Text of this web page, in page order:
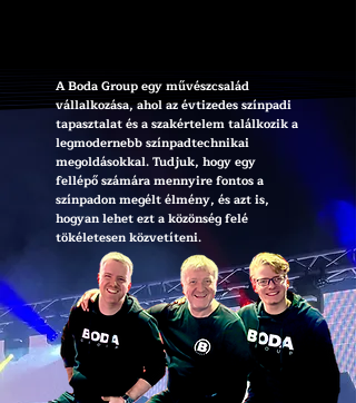
A Boda Group egy művészcsalád
vállalkozása, ahol az évtizedes színpadi
tapasztalat és a szakértelem találkozik a
legmodernebb színpadtechnikai
megoldásokkal. Tudjuk, hogy egy
fellépő számára mennyire fontos a
színpadon megélt élmény, és azt is,
hogyan lehet ezt a közönség felé
tökéletesen közvetíteni.​​​​